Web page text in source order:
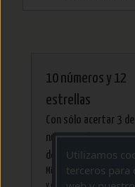
10 números y 12
estrellas
Con sólo acertar 3
números, llévate un
de premios.
Mira en la información sus
y crea tu estrategia para
Utilizamos
terceros